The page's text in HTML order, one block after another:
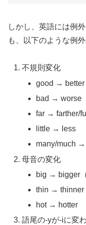
しかし、英語には例
も、以下のような例
不規則変化
good → better
bad → worse
far → farther/
little → less
many/much
母音の変化
big → bigger
thin → thinner
hot → hotter
語尾の-yが-iに変